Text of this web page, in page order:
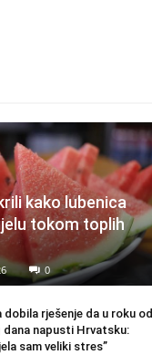
kako lubenica
tokom toplih
0
dobila rješenje da u roku od
dana napusti Hrvatsku:
sam veliki stres”